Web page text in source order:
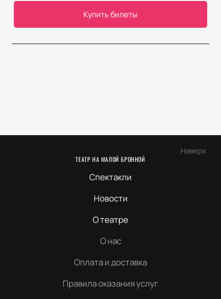
Купить билеты
Наверх
ТЕАТР НА МАЛОЙ БРОННОЙ
Спектакли
Новости
О театре
О нас
Оплата и доставка
Правила оказания услуг